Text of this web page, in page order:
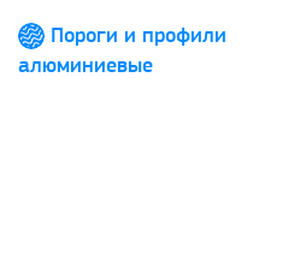
Пороги и профили
алюминиевые